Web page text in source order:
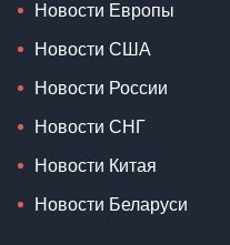
Новости Европы
Новости США
Новости России
Новости СНГ
Новости Китая
Новости Беларуси